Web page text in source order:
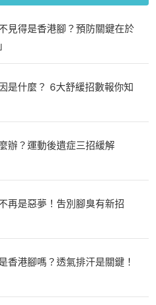
見得是香港腳？預防關鍵在於
是什麼？ 6大舒緩招數報你知
辦？運動後遺症三招緩解
再是惡夢！吿別腳臭有新招
香港腳嗎？透氣排汗是關鍵！